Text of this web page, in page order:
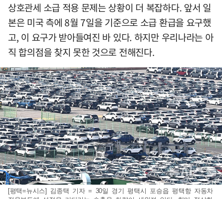
상호관세 소급 적용 문제는 상황이 더 복잡하다. 앞서 일
본은 미국 측에 8월 7일을 기준으로 소급 환급을 요구했
고, 이 요구가 받아들여진 바 있다. 하지만 우리나라는 아
직 합의점을 찾지 못한 것으로 전해진다.
[평택=뉴시스] 김종택 기자 = 30일 경기 평택시 포승읍 평택항 자동차